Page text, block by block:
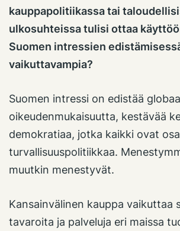
kauppapolitiikassa tai
ulkosuhteissa tulisi ottaa
Suomen intressien
vaikuttavampia?
Suomen intressi on edistää
oikeudenmukaisuutta, kestävää
demokratiaa, jotka kaikki ovat
turvallisuuspolitiikkaa.
muutkin menestyvät.
Kansainvälinen kauppa vaikuttaa
tavaroita ja palveluja eri maissa